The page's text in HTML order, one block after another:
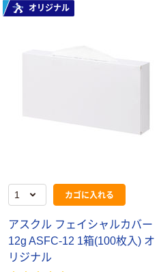
オリジナル
カゴに入れる
アスクル フェイシャルカバー
12g ASFC-12 1箱(100枚入) オ
リジナル